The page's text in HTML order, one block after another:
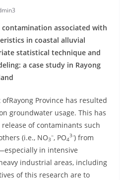
contamination associated with
in coastal alluvial
statistical technique and
a case study in Rayong
Province has resulted
groundwater usage. This has
of contaminants such
(i.e., NO3
–, PO4
3-) from
in intensive
industrial areas, including
of this research are to